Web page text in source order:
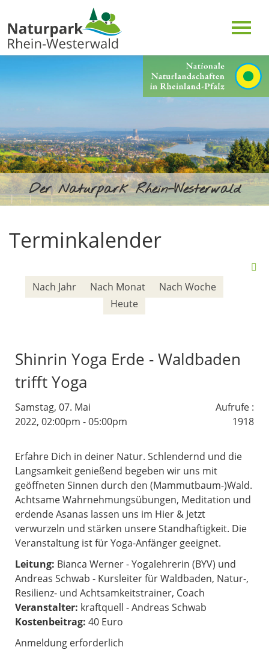
Der Naturpark Rhein-Westerwald
Terminkalender
Nach Jahr Nach Monat
Nach Woche
Heute
Shinrin Yoga Erde - Waldbaden
trifft Yoga
Samstag, 07. Mai
2022, 02:00pm - 05:00pm
Aufrufe :
1918
Erfahre Dich in deiner Natur. Schlendernd und die
Langsamkeit genießend begeben wir uns mit
geöffneten Sinnen durch den (Mammutbaum-)Wald.
Achtsame Wahrnehmungsübungen, Meditation und
erdende Asanas lassen uns im Hier & Jetzt
verwurzeln und stärken unsere Standhaftigkeit. Die
Veranstaltung ist für Yoga-Anfänger geeignet.
Leitung: Bianca Werner - Yogalehrerin (BYV) und
Andreas Schwab - Kursleiter für Waldbaden, Natur-,
Resilienz- und Achtsamkeitstrainer, Coach
Veranstalter: kraftquell - Andreas Schwab
Kostenbeitrag: 40 Euro
Anmeldung erforderlich